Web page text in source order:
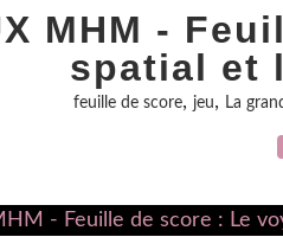
MHM -
spatial et
feuille de score, jeu, La